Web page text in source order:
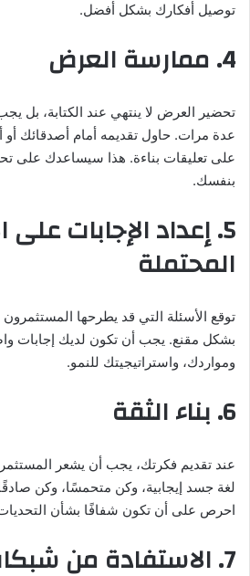
توصيل أفكارك بشكل أفضل.
4. ممارسة العرض
تحضير العرض لا ينتهي عند الكتابة، بل
عدة مرات. حاول تقديمه أمام أصدقائك أو
على تعليقات بناءة. هذا سيساعدك على
بنفسك.
5. إعداد الإجابات على
المحتملة
توقع الأسئلة التي قد يطرحها المستثمرون
بشكل مقنع. يجب أن تكون لديك إجابات
ومواردك، واستراتيجيتك للنمو.
6. بناء الثقة
عند تقديم فكرتك، يجب أن يشعر
لغة جسد إيجابية، وكن متحمسًا، وكن
احرص على أن تكون شفافًا بشأن التحديات
7. الاستفادة من